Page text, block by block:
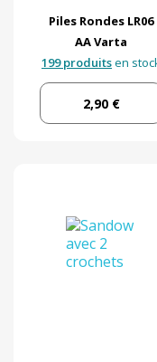
Piles Rondes LR06
AA Varta
199 produitsen
2,90 €